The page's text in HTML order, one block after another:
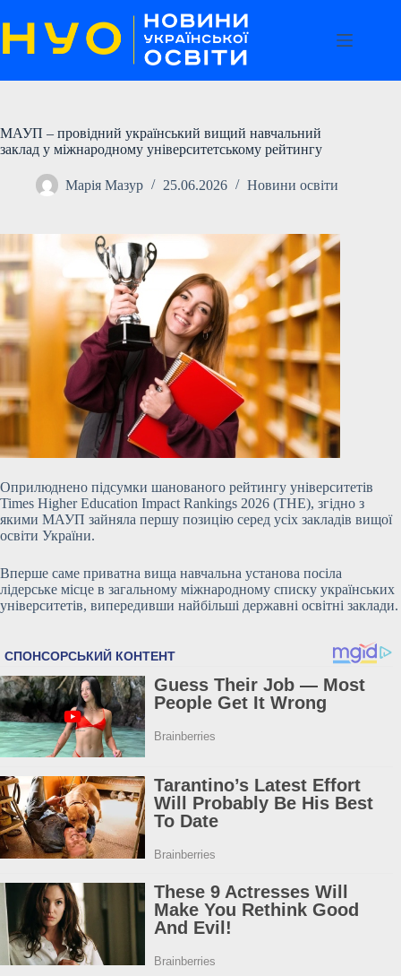
до
вмісту
МАУП – провідний український вищий навчальний
заклад у міжнародному університетському рейтингу
Марія Мазур 25.06.2026 Новини освіти
Оприлюднено підсумки шанованого рейтингу університетів
Times Higher Education Impact Rankings 2026 (THE), згідно з
якими МАУП зайняла першу позицію серед усіх закладів вищої
освіти України.
Вперше саме приватна вища навчальна установа посіла
лідерське місце в загальному міжнародному списку українських
університетів, випередивши найбільші державні освітні заклади.